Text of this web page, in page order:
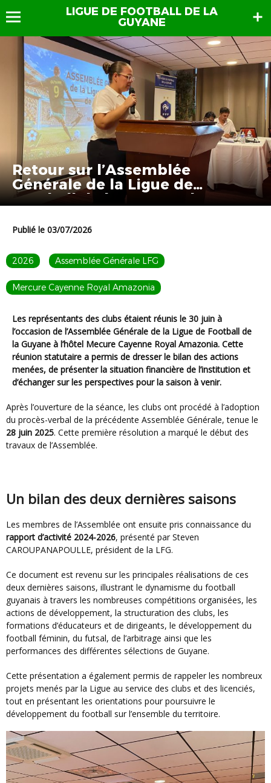
LIGUE DE FOOTBALL DE LA
GUYANE
Retour sur l’Assemblée
Générale de la Ligue de
Football de la Guyane du 30
Publié le 03/07/2026
2026 Assemblée Générale LFG
Mercure Cayenne Royal Amazonia
Les représentants des clubs étaient réunis le 30 juin à
l’occasion de l’Assemblée Générale de la Ligue de Football de
la Guyane à l’hôtel Mecure Cayenne Royal Amazonia. Cette
réunion statutaire a permis de dresser le bilan des actions
menées, de présenter la situation financière de l’institution et
d’échanger sur les perspectives pour la saison à venir.
Après l’ouverture de la séance, les clubs ont procédé à l’adoption
du procès-verbal de la précédente Assemblée Générale, tenue le
28 juin 2025. Cette première résolution a marqué le début des
travaux de l’Assemblée.
Un bilan des deux dernières saisons
Les membres de l’Assemblée ont ensuite pris connaissance du
rapport d’activité 2024-2026, présenté par Steven
CAROUPANAPOULLE, président de la LFG.
Ce document est revenu sur les principales réalisations de ces
deux dernières saisons, illustrant le dynamisme du football
guyanais à travers les nombreuses compétitions organisées, les
actions de développement, la structuration des clubs, les
formations d’éducateurs et de dirigeants, le développement du
football féminin, du futsal, de l’arbitrage ainsi que les
performances des différentes sélections de Guyane.
Cette présentation a également permis de rappeler les nombreux
projets menés par la Ligue au service des clubs et des licenciés,
tout en présentant les orientations pour poursuivre le
développement du football sur l’ensemble du territoire.